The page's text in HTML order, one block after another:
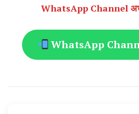
WhatsApp Channel
WhatsApp